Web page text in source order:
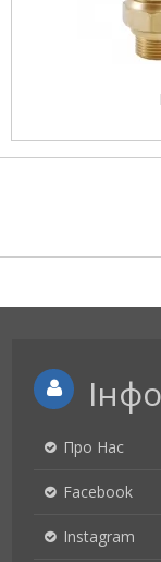
Про Нас
Facebook
Instagram